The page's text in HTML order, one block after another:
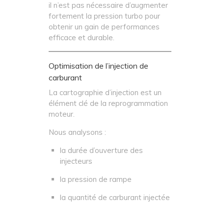
il n’est pas nécessaire d’augmenter
fortement la pression turbo pour
obtenir un gain de performances
efficace et durable.
Optimisation de l’injection de
carburant
La cartographie d’injection est un
élément clé de la reprogrammation
moteur.
Nous analysons :
la durée d’ouverture des
injecteurs
la pression de rampe
la quantité de carburant injectée